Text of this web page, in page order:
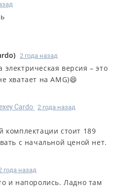
) 2 года назад
электрическая версия – это
хватает на AMG)😄
Cardo 2 года назад
стоит 189
с начальной ценой нет.
года назад
и напоролись. Ладно там